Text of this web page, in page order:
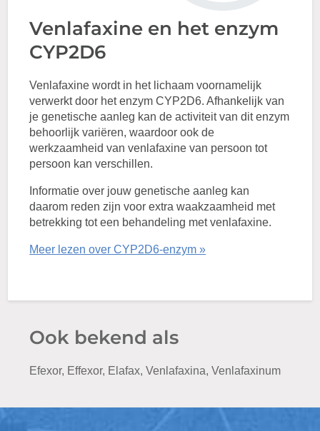
Venlafaxine en het enzym
CYP2D6
Venlafaxine wordt in het lichaam voornamelijk
verwerkt door het enzym CYP2D6. Afhankelijk van
je genetische aanleg kan de activiteit van dit enzym
behoorlijk variëren, waardoor ook de
werkzaamheid van venlafaxine van persoon tot
persoon kan verschillen.
Informatie over jouw genetische aanleg kan
daarom reden zijn voor extra waakzaamheid met
betrekking tot een behandeling met venlafaxine.
Meer lezen over CYP2D6-enzym »
Ook bekend als
Efexor, Effexor, Elafax, Venlafaxina, Venlafaxinum